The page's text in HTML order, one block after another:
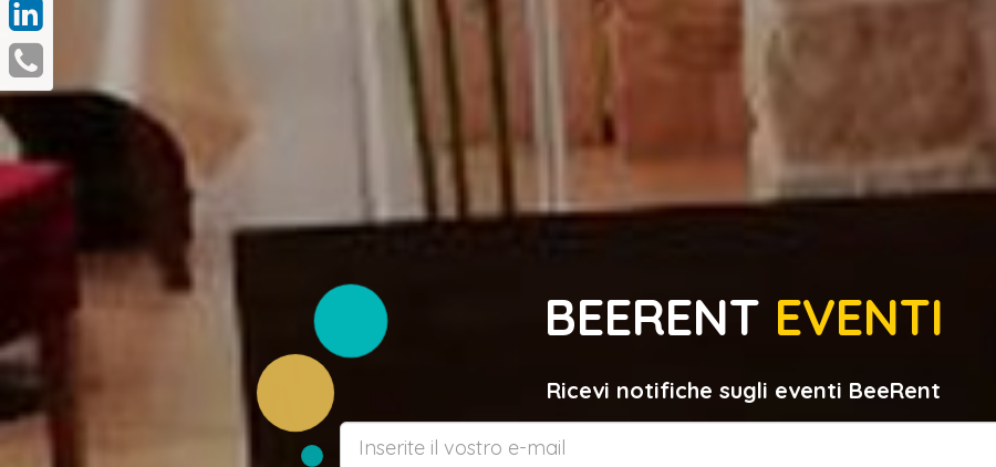
BEERENT EVENTI
Ricevi notifiche sugli eventi BeeRent